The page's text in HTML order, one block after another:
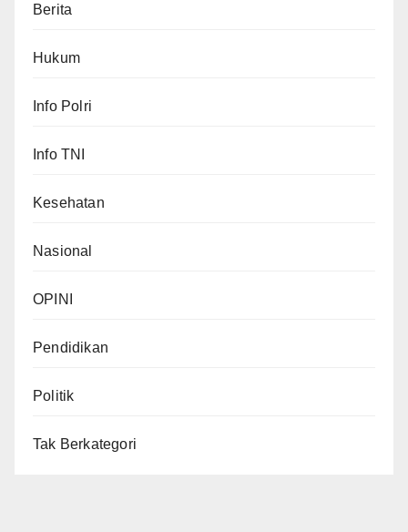
Berita
Hukum
Info Polri
Info TNI
Kesehatan
Nasional
OPINI
Pendidikan
Politik
Tak Berkategori